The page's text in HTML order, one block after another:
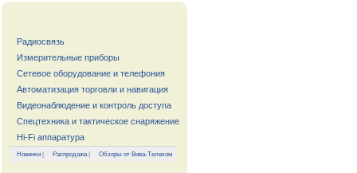
Радиосвязь
Измерительные приборы
Сетевое оборудование и телефония
Автоматизация торговли и навигация
Видеонаблюдение и контроль доступа
Спецтехника и тактическое снаряжение
Hi-Fi аппаратура
Новинки | Распродажа| Обзоры от Вива-Телеком